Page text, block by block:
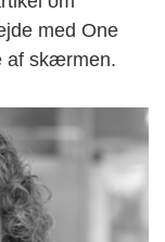
med One
af skærmen.